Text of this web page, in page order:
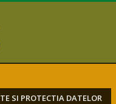
SI PROTECTIA DATELOR